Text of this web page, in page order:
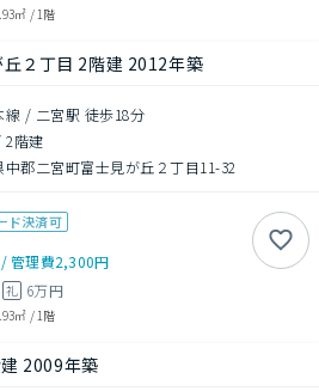
㎡ /1階
２丁目 2階建 2012年築
線 / 二宮駅 徒歩18分
2階建
中郡二宮町富士見が丘２丁目11-32
ド決済可
/管理費2,300円
礼 6万円
㎡ /1階
2009年築